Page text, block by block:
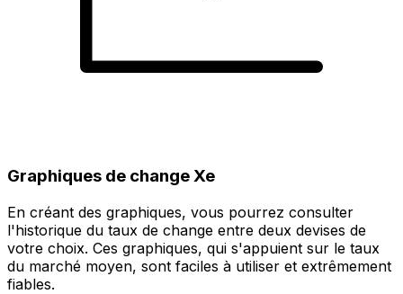
Graphiques de change Xe
En créant des graphiques, vous pourrez consulter
l'historique du taux de change entre deux devises de
votre choix. Ces graphiques, qui s'appuient sur le taux
du marché moyen, sont faciles à utiliser et extrêmement
fiables.